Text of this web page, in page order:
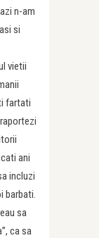
n-am
si
vietii
fartati
ani
incluzi
barbati.
sa
ca sa